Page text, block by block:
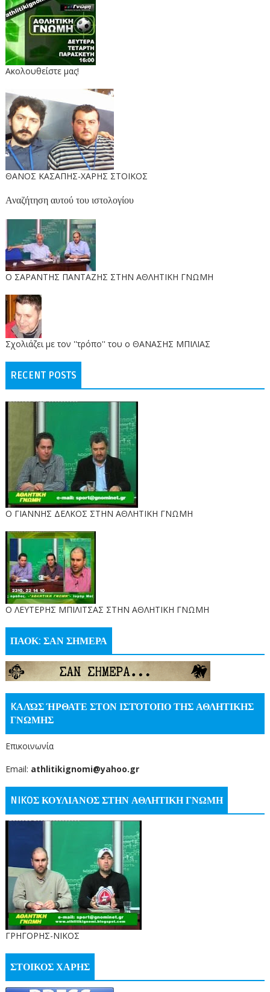
Ακολουθείστε μας!
ΘΑΝΟΣ ΚΑΣΑΠΗΣ-ΧΑΡΗΣ ΣΤΟΙΚΟΣ
Αναζήτηση αυτού του ιστολογίου
O ΣΑΡΑΝΤΗΣ ΠΑΝΤΑΖΗΣ ΣΤΗΝ ΑΘΛΗΤΙΚΗ ΓΝΩΜΗ
Σχολιάζει με τον ''τρόπο'' του ο ΘΑΝΑΣΗΣ ΜΠΙΛΙΑΣ
RECENT POSTS
Ο ΓΙΑΝΝΗΣ ΔΕΛΚΟΣ ΣΤΗΝ ΑΘΛΗΤΙΚΗ ΓΝΩΜΗ
O ΛΕΥΤΕΡΗΣ ΜΠΙΛΙΤΣΑΣ ΣΤΗΝ ΑΘΛΗΤΙΚΗ ΓΝΩΜΗ
ΠΑΟΚ: ΣΑΝ ΣΗΜΕΡΑ
KΑΛΏΣ ΉΡΘΑΤΕ ΣΤΟΝ ΙΣΤΌΤΟΠΟ ΤΗΣ ΑΘΛΗΤΙΚΗΣ
ΓΝΩΜΗΣ
Επικοινωνία
Email: athlitikignomi@yahoo.gr
NIKOΣ ΚΟΥΛΙΑΝΟΣ ΣΤΗΝ ΑΘΛΗΤΙΚΗ ΓΝΩΜΗ
ΓΡΗΓΟΡΗΣ-ΝΙΚΟΣ
ΣΤΟΙΚΟΣ ΧΑΡΗΣ